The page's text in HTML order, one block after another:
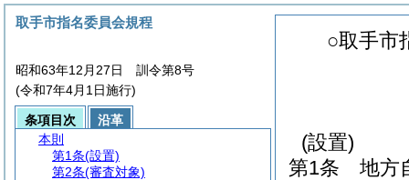
○取手市
(設置)
第1条
地方
取手市指名委員会規程
昭和63年12月27日 訓令第8号
(令和7年4月1日施行)
条項目次
沿革
本則
第1条(設置)
第2条(審査対象)